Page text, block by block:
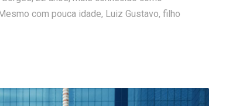
com pouca idade, Luiz Gustavo, filho